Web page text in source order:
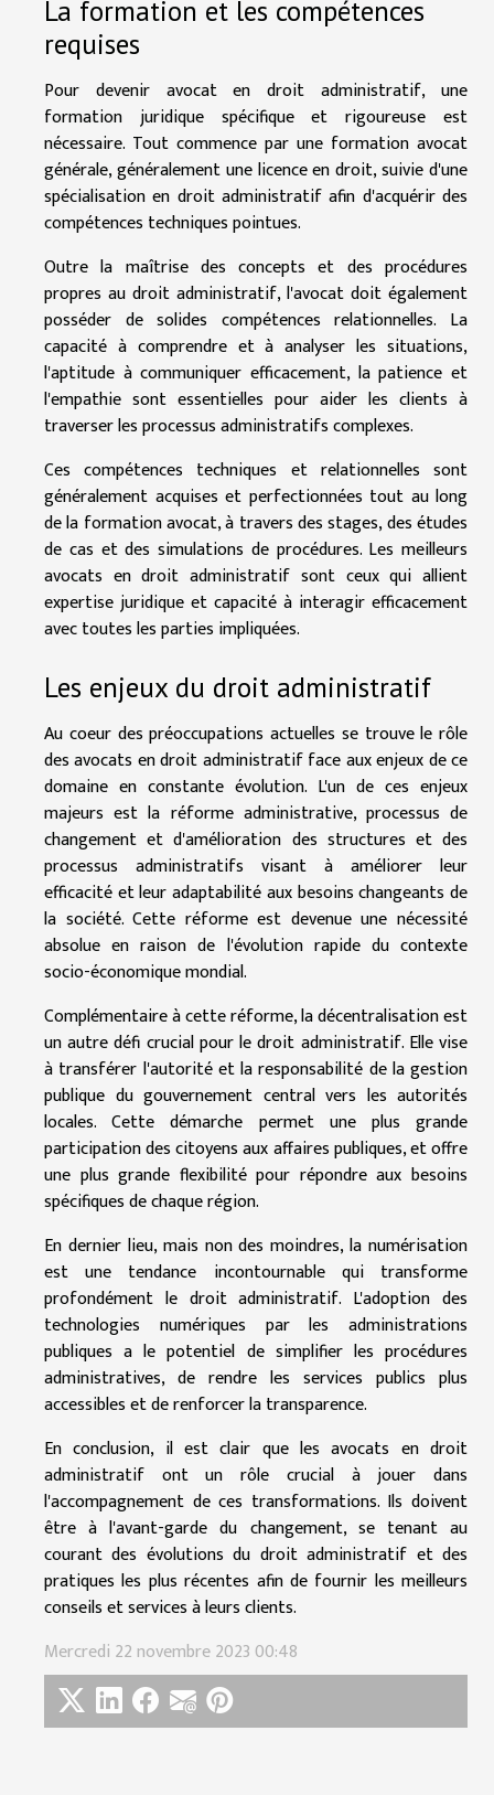
La formation et les compétences
requises
Pour devenir avocat en droit administratif, une
formation juridique spécifique et rigoureuse est
nécessaire. Tout commence par une formation avocat
générale, généralement une licence en droit, suivie d'une
spécialisation en droit administratif afin d'acquérir des
compétences techniques pointues.
Outre la maîtrise des concepts et des procédures
propres au droit administratif, l'avocat doit également
posséder de solides compétences relationnelles. La
capacité à comprendre et à analyser les situations,
l'aptitude à communiquer efficacement, la patience et
l'empathie sont essentielles pour aider les clients à
traverser les processus administratifs complexes.
Ces compétences techniques et relationnelles sont
généralement acquises et perfectionnées tout au long
de la formation avocat, à travers des stages, des études
de cas et des simulations de procédures. Les meilleurs
avocats en droit administratif sont ceux qui allient
expertise juridique et capacité à interagir efficacement
avec toutes les parties impliquées.
Les enjeux du droit administratif
Au coeur des préoccupations actuelles se trouve le rôle
des avocats en droit administratif face aux enjeux de ce
domaine en constante évolution. L'un de ces enjeux
majeurs est la réforme administrative, processus de
changement et d'amélioration des structures et des
processus administratifs visant à améliorer leur
efficacité et leur adaptabilité aux besoins changeants de
la société. Cette réforme est devenue une nécessité
absolue en raison de l'évolution rapide du contexte
socio-économique mondial.
Complémentaire à cette réforme, la décentralisation est
un autre défi crucial pour le droit administratif. Elle vise
à transférer l'autorité et la responsabilité de la gestion
publique du gouvernement central vers les autorités
locales. Cette démarche permet une plus grande
participation des citoyens aux affaires publiques, et offre
une plus grande flexibilité pour répondre aux besoins
spécifiques de chaque région.
En dernier lieu, mais non des moindres, la numérisation
est une tendance incontournable qui transforme
profondément le droit administratif. L'adoption des
technologies numériques par les administrations
publiques a le potentiel de simplifier les procédures
administratives, de rendre les services publics plus
accessibles et de renforcer la transparence.
En conclusion, il est clair que les avocats en droit
administratif ont un rôle crucial à jouer dans
l'accompagnement de ces transformations. Ils doivent
être à l'avant-garde du changement, se tenant au
courant des évolutions du droit administratif et des
pratiques les plus récentes afin de fournir les meilleurs
conseils et services à leurs clients.
Mercredi 22 novembre 2023 00:48